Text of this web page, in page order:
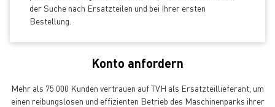
der Suche nach Ersatzteilen und bei Ihrer ersten
Bestellung.
Konto anfordern
Mehr als 75 000 Kunden vertrauen auf TVH als Ersatzteillieferant, um
einen reibungslosen und effizienten Betrieb des Maschinenparks ihrer